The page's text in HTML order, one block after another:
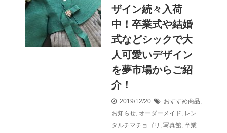
ザイン続々入荷
中！卒業式や結婚
式などシックで大
人可愛いデザイン
を夢市場からご紹
介！
2019/12/20 おすすめ商品,
お知らせ, オーダーメイド, レン
タルチマチョゴリ , 写真館, 卒業